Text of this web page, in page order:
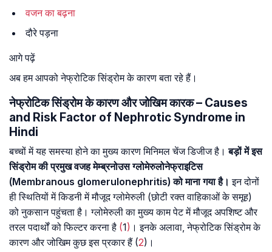
वजन का बढ़ना
दौरे पड़ना
आगे पढ़ें
अब हम आपको नेफ्रोटिक सिंड्रोम के कारण बता रहे हैं।
नेफ्रोटिक सिंड्रोम के कारण और जोखिम कारक – Causes
and Risk Factor of Nephrotic Syndrome in
Hindi
बच्चों में यह समस्या होने का मुख्य कारण मिनिमल चेंज डिजीज है।बड़ों में इस
सिंड्रोम की प्रमुख वजह मेम्ब्रनोउस ग्लोमेरुलोनेफ्राइटिस
(Membranous glomerulonephritis) को माना गया है। इन दोनों
ही स्थितियों में किडनी में मौजूद ग्लोमेरुली (छोटी रक्त वाहिकाओं के समूह)
को नुकसान पहुंचता है। ग्लोमेरुली का मुख्य काम पेट में मौजूद अपशिष्ट और
तरल पदार्थों को फिल्टर करना है (1) । इनके अलावा, नेफ्रोटिक सिंड्रोम के
कारण और जोखिम कुछ इस प्रकार हैं (2)।